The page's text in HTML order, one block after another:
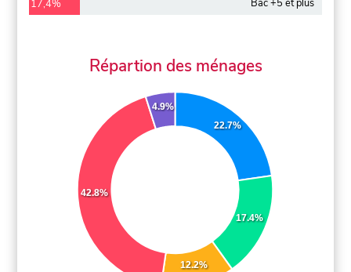
17,4% Bac +5 et plus
Répartion des ménages
22.7%
17.4%
12.2%
42.8%
4.9%